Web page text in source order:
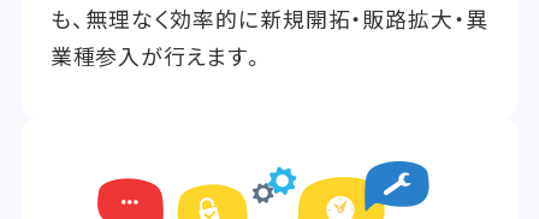
も、無理なく効率的に新規開拓・販路拡大・異
業種参入が行えます。